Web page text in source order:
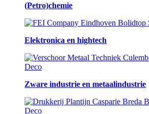
(Petro)chemie
Elektronica en hightech
Zware industrie en metaalindustrie